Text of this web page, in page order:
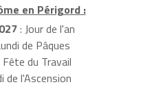
en Périgord :
: Jour de l'an
de Pâques
Fête du Travail
de l'Ascension